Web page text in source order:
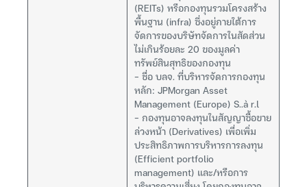
(REITs) หรือกองทุนรวมโครงสร้าง
พื้นฐาน (infra) ซึ่งอยู่ภายใต้การ
จัดการของบริษัทจัดการในสัดส่วน
ไม่เกินร้อยละ 20 ของมูลค่า
ทรัพย์สินสุทธิของกองทุน
– ชื่อ บลจ. ที่บริหารจัดการกองทุน
หลัก: JPMorgan Asset
Management (Europe) S..à r.l
– กองทุนอาจลงทุนในสัญญาซื้อขาย
ล่วงหน้า (Derivatives) เพื่อเพิ่ม
ประสิทธิภาพการบริหารการลงทุน
(Efficient portfolio
management) และ/หรือการ